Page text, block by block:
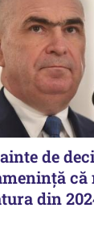
de
că
din